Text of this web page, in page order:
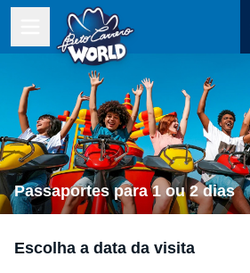
Passaportes para 1 ou 2 dias
Escolha a data da visita